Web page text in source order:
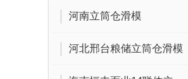
河南立筒仓滑模
河北邢台粮储立筒仓滑模